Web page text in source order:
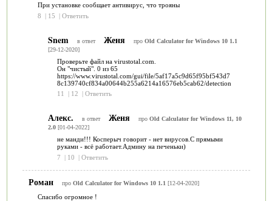
При установке сообщает антивирус, что трояны
8
| 15 | Ответить
Snem в ответ Женя про Old Calculator for Windows 10 1.1
[29-12-2020]
Проверьте файл на virustotal.com.
Он "чистый". 0 из 65
https://www.virustotal.com/gui/file/5af17a5c9d65f95bf543d7
8c139740cf834a00644b255a6214a16576eb5cab62/detection
11
| 12 | Ответить
Алекс. в ответ Женя про Old Calculator for Windows 11, 10
2.0[01-04-2022]
не манди!!! Косперыч говорит - нет вирусов.С прямыми
руками - всё работает.Админу на печеньки)
7
| 10 | Ответить
Роман про Old Calculator for Windows 10 1.1 [12-04-2020]
Спасибо огромное !